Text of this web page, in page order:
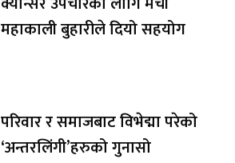
महाकाली बुहारीले दियो सहयोग
परिवार र समाजबाट विभेद्मा परेको
‘अन्तरलिंगी’हरुको गुनासो